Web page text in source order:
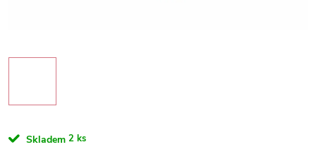
Skladem 2 ks